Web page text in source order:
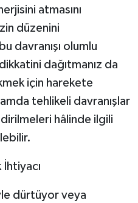
atmasını
düzenini
davranışı olumlu
dağıtmanız da
için harekete
tehlikeli davranışlar
hâlinde ilgili
İhtiyacı
dürtüyor veya